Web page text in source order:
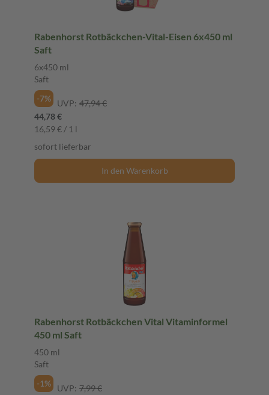
Rabenhorst Rotbäckchen-Vital-Eisen 6x450 ml
Saft
6x450 ml
Saft
-7%
UVP: 47,94 €
44,78 €
16,59 € / 1 l
sofort lieferbar
In den Warenkorb
Rabenhorst Rotbäckchen Vital Vitaminformel
450 ml Saft
450 ml
Saft
-1%
UVP: 7,99 €